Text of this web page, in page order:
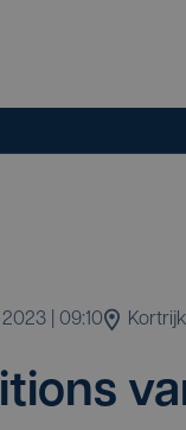
2023 | 09:10 Kortrijk